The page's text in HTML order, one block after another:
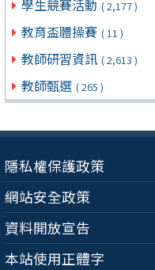
學生競賽活動 ( 2,177 )
教育盃體操賽 ( 11 )
教師研習資訊 ( 2,613 )
教師甄選 ( 265 )
隱私權保護政策
網站安全政策
資料開放宣告
本站使用正體字